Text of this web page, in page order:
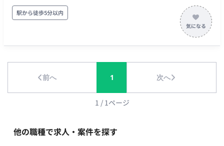
チーム内の各種打ち合わせのファシリテート ・運用チームメン
バーのマネジメント業務（タスク管理 / スケジュール管理） ・
運用タイトルで発生する一般的な運用業務全般（お知らせ作成 /
CS対応方針策定 / 不具合発生時の解決主導）
駅から徒歩5分以内
前へ 1 次へ
1 / 1ページ
他の職種で求人・案件を探す